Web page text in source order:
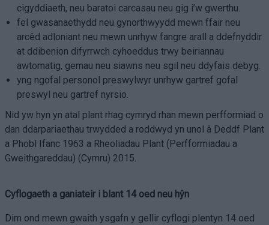
cigyddiaeth, neu baratoi carcasau neu gig i’w gwerthu.
fel gwasanaethydd neu gynorthwyydd mewn ffair neu
arcêd adloniant neu mewn unrhyw fangre arall a ddefnyddir
at ddibenion difyrrwch cyhoeddus trwy beiriannau
awtomatig, gemau neu siawns neu sgil neu ddyfais debyg.
yng ngofal personol preswylwyr unrhyw gartref gofal
preswyl neu gartref nyrsio.
Nid yw hyn yn atal plant rhag cymryd rhan mewn perfformiad o
dan ddarpariaethau trwydded a roddwyd yn unol â Deddf Plant
a Phobl Ifanc 1963 a Rheoliadau Plant (Perfformiadau a
Gweithgareddau) (Cymru) 2015.
Cyflogaeth a ganiateir i blant 14 oed neu hŷn
Dim ond mewn gwaith ysgafn y gellir cyflogi plentyn 14 oed